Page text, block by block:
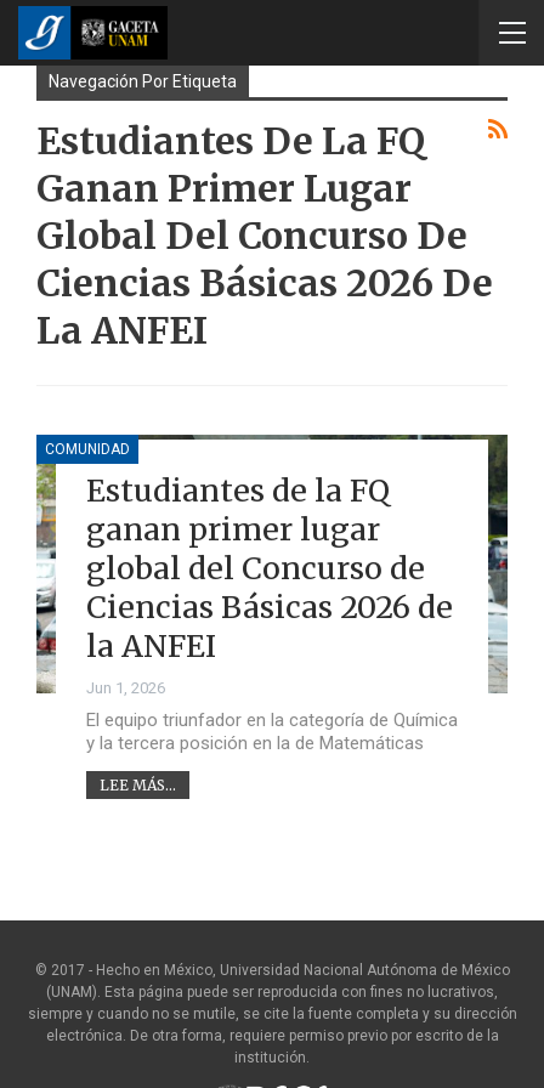
Navegación Por Etiqueta
Estudiantes De La FQ
Ganan Primer Lugar
Global Del Concurso De
Ciencias Básicas 2026 De
La ANFEI
COMUNIDAD
Estudiantes de la FQ
ganan primer lugar
global del Concurso de
Ciencias Básicas 2026 de
la ANFEI
Jun 1, 2026
El equipo triunfador en la categoría de Química
y la tercera posición en la de Matemáticas
LEE MÁS...
© 2017 - Hecho en México, Universidad Nacional Autónoma de México
(UNAM). Esta página puede ser reproducida con fines no lucrativos,
siempre y cuando no se mutile, se cite la fuente completa y su dirección
electrónica. De otra forma, requiere permiso previo por escrito de la
institución.